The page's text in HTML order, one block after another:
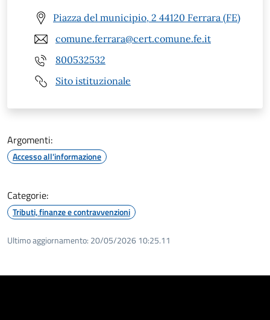
Piazza del municipio, 2 44120 Ferrara (FE)
comune.ferrara@cert.comune.fe.it
800532532
Sito istituzionale
Argomenti:
Accesso all'informazione
Categorie:
Tributi, finanze e contravvenzioni
Ultimo aggiornamento: 20/05/2026 10:25.11